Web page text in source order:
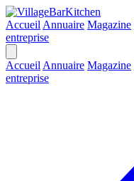
Accueil Annuaire Magazine
entreprise
Accueil Annuaire Magazine
entreprise